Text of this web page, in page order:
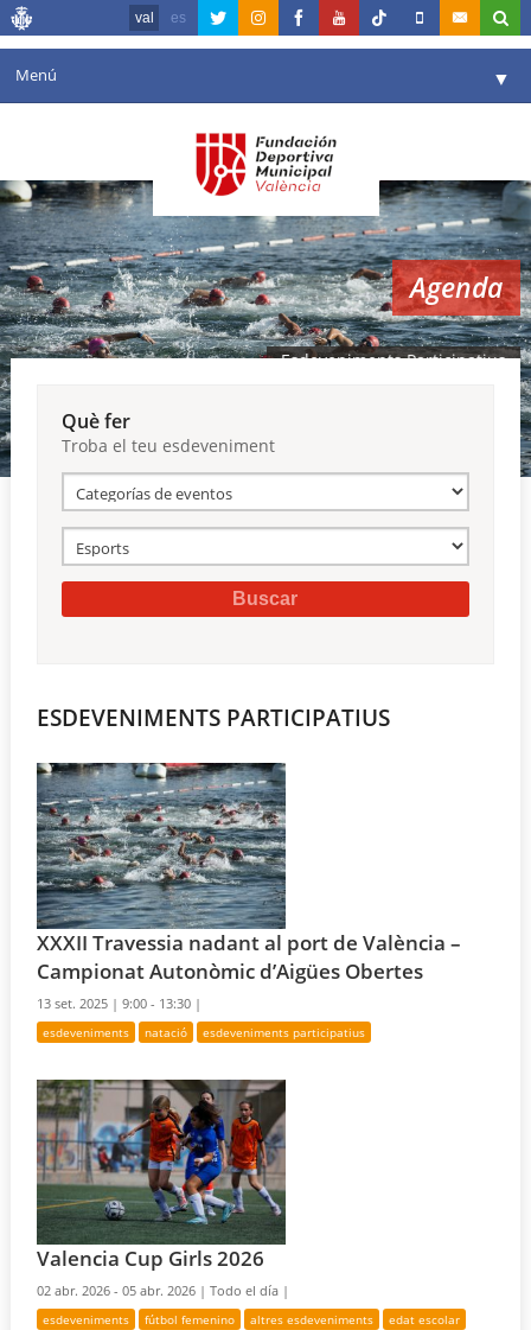
val es
Menú ▼
Agenda
Instal·lacions ▼
Comunicació ▼
València en esport ▼
Reserves
Agenda
Esdeveniments Participatius
Què fer
Troba el teu esdeveniment
ESDEVENIMENTS PARTICIPATIUS
XXXII Travessia nadant al port de València –
Campionat Autonòmic d’Aigües Obertes
13 set. 2025 |9:00 - 13:30 |
esdeveniments natació esdeveniments participatius
Valencia Cup Girls 2026
02 abr. 2026 - 05 abr. 2026 |Todo el día |
esdeveniments fútbol femenino altres esdeveniments
edat escolar